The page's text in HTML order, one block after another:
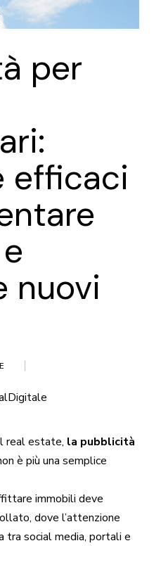
per
efficaci
nuovi
real estate, la pubblicità
è più una semplice
immobili deve
dove l’attenzione
tra social media, portali e